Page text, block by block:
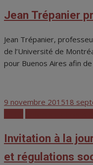
Jean Trépanier
Jean Trépanier,
de l’Université de
pour Buenos Aires afin
Posted
9 novembre 201518
Invitation à la
et régulations